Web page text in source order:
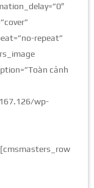
repeat”
cảnh
wp-